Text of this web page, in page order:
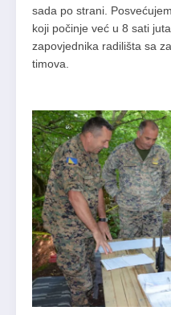
sada po strani.
koji počinje već u 8 sati
zapovjednika radilišta sa
timova.